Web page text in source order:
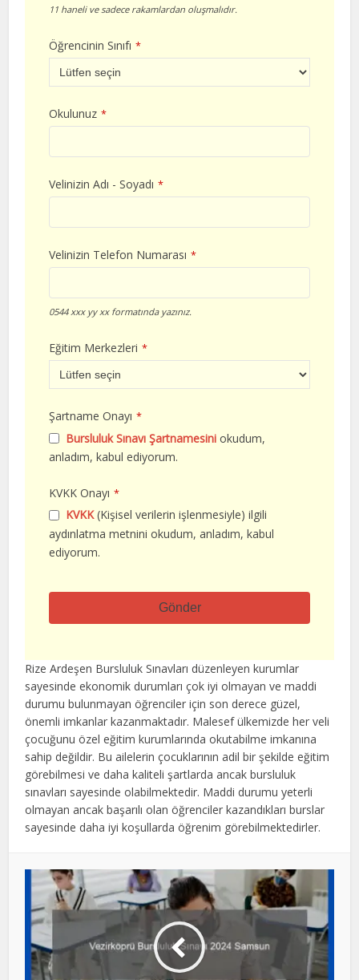
11 haneli ve sadece rakamlardan oluşmalıdır.
Öğrencinin Sınıfı *
Okulunuz *
Velinizin Adı - Soyadı *
Velinizin Telefon Numarası *
0544 xxx yy xx formatında yazınız.
Eğitim Merkezleri *
Şartname Onayı *
Bursluluk Sınavı Şartnamesini okudum,
anladım, kabul ediyorum.
KVKK Onayı *
KVKK(Kişisel verilerin işlenmesiyle) ilgili
aydınlatma metnini okudum, anladım, kabul
ediyorum.
Gönder
alan
boş
bırakılmalıdır
Rize Ardeşen Bursluluk Sınavları düzenleyen kurumlar
sayesinde ekonomik durumları çok iyi olmayan ve maddi
durumu bulunmayan öğrenciler için son derece güzel,
önemli imkanlar kazanmaktadır. Malesef ülkemizde her veli
çocuğunu özel eğitim kurumlarında okutabilme imkanına
sahip değildir. Bu ailelerin çocuklarının adil bir şekilde eğitim
görebilmesi ve daha kaliteli şartlarda ancak bursluluk
sınavları sayesinde olabilmektedir. Maddi durumu yeterli
olmayan ancak başarılı olan öğrenciler kazandıkları burslar
sayesinde daha iyi koşullarda öğrenim görebilmektedirler.